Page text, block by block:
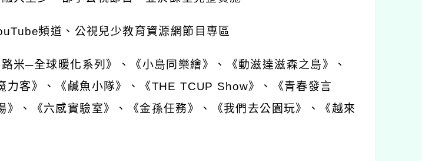
頻道、公視兒少教育資源網節目專區
米─全球暖化系列》、《小島同樂繪》、《動滋達滋森之島》、
力客》、《鹹魚小隊》、《THE TCUP Show》、《青春發言
》、《六感實驗室》、《金孫任務》、《我們去公園玩》、《越來